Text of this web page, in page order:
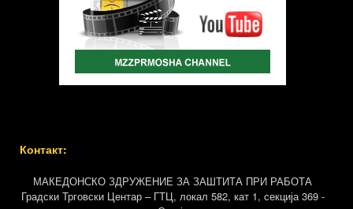
Контакт:
МАКЕДОНСКО ЗДРУЖЕНИЕ ЗА ЗАШТИТА ПРИ РАБОТА
Градски Трговски Центар – ГТЦ, локал 582, кат 1, секција 369 -